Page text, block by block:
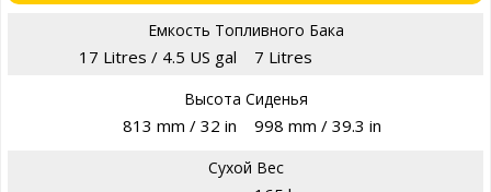
Емкость Топливного Бака
17 Litres / 4.5 US gal 7 Litres
Высота Сиденья
813 mm / 32 in 998 mm / 39.3 in
Сухой Вес